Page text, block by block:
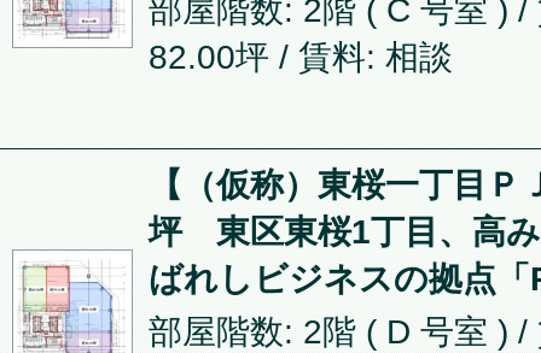
部屋階数: 2階 ( C 号室 ) /
82.00坪 / 賃料: 相談
【（仮称）東桜一丁目Ｐ
坪 東区東桜1丁目、高
ばれしビジネスの拠点「
部屋階数: 2階 ( D 号室 ) /